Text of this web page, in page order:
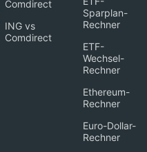
Comdirect
ING vs
Comdirect
Sparplan-
Rechner
ETF-
Wechsel-
Rechner
Ethereum-
Rechner
Euro-Dollar-
Rechner